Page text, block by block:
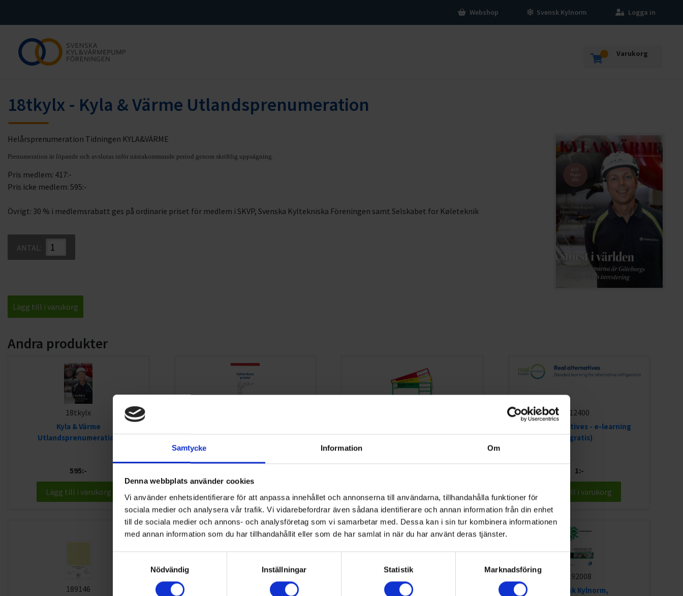
Samtycke Information Om
Denna webbplats använder cookies
Vi använder enhetsidentifierare för att anpassa innehållet och annonserna till användarna, tillhandahålla funktioner för
sociala medier och analysera vår trafik. Vi vidarebefordrar även sådana identifierare och annan information från din enhet
till de sociala medier och annons- och analysföretag som vi samarbetar med. Dessa kan i sin tur kombinera informationen
med annan information som du har tillhandahållit eller som de har samlat in när du har använt deras tjänster.
Nödvändig
Inställningar Statistik Marknadsföring
Webshop Svensk Kylnorm Logga in
Varukorg
18tkylx - Kyla & Värme Utlandsprenumeration
Helårsprenumeration Tidningen KYLA&VÄRME
Prenumeration är löpande och avslutas inför nästakommande period genom skriftlig uppsägning.
Pris medlem: 417:-
Pris icke medlem: 595:-
Övrigt: 30 % i medlemsrabatt ges på ordinarie priset för medlem i SKVP, Svenska Kyltekniska Föreningen samt Selskabet for Køleteknik
ANTAL:
Lägg till i varukorg
Andra produkter
18tkylx
Kyla & Värme
Utlandsprenumeration
595:-
Lägg till i varukorg Lägg till i varukorg Lägg till i varukorg
12400
Real Alternatives - e-learning
(gratis)
1:-
Lägg till i varukorg
189146 Installationsskylt/Tillv/Stat-Fartyg Journalskylt
192008
Svensk Kylnorm,